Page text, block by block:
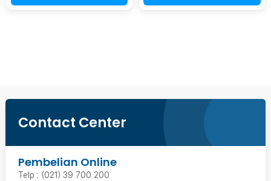
Contact Center
Pembelian Online
Telp : (021) 39 700 200